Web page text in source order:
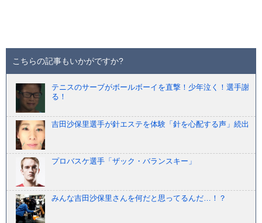
こちらの記事もいかがですか?
テニスのサーブがボールボーイを直撃！少年泣く！選手謝
る！
吉田沙保里選手が針エステを体験「針を心配する声」続出
プロバスケ選手「ザック・バランスキー」
みんな吉田沙保里さんを何だと思ってるんだ…！？